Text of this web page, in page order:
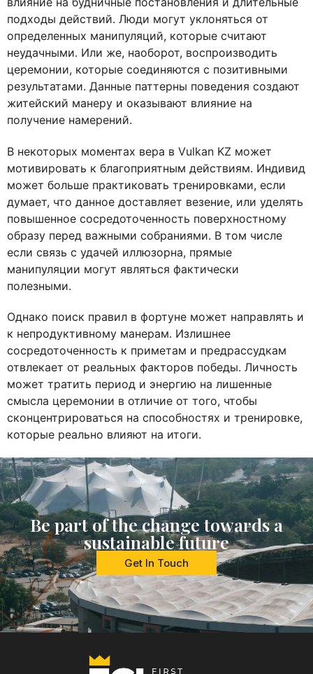
подходы действий. Люди могут уклоняться от
определенных манипуляций, которые считают
неудачными. Или же, наоборот, воспроизводить
церемонии, которые соединяются с позитивными
результатами. Данные паттерны поведения создают
житейский манеру и оказывают влияние на
получение намерений.
В некоторых моментах вера в Vulkan KZ может
мотивировать к благоприятным действиям. Индивид
может больше практиковать тренировками, если
думает, что данное доставляет везение, или уделять
повышенное сосредоточенность поверхностному
образу перед важными собраниями. В том числе
если связь с удачей иллюзорна, прямые
манипуляции могут являться фактически
полезными.
Однако поиск правил в фортуне может направлять и
к непродуктивному манерам. Излишнее
сосредоточенность к приметам и предрассудкам
отвлекает от реальных факторов победы. Личность
может тратить период и энергию на лишенные
смысла церемонии в отличие от того, чтобы
сконцентрироваться на способностях и тренировке,
которые реально влияют на итоги.
Be part of the change towards a
sustainable future
Get In Touch